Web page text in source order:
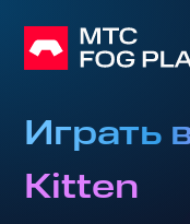
Играть
Kitten